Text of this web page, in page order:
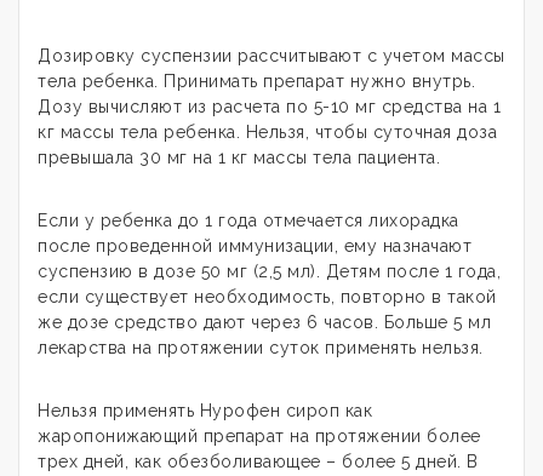
Дозировку суспензии рассчитывают с учетом массы
тела ребенка. Принимать препарат нужно внутрь.
Дозу вычисляют из расчета по 5-10 мг средства на 1
кг массы тела ребенка. Нельзя, чтобы суточная доза
превышала 30 мг на 1 кг массы тела пациента.
Если у ребенка до 1 года отмечается лихорадка
после проведенной иммунизации, ему назначают
суспензию в дозе 50 мг (2,5 мл). Детям после 1 года,
если существует необходимость, повторно в такой
же дозе средство дают через 6 часов. Больше 5 мл
лекарства на протяжении суток применять нельзя.
Нельзя применять Нурофен сироп как
жаропонижающий препарат на протяжении более
трех дней, как обезболивающее – более 5 дней. В